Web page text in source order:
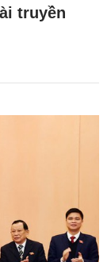
truyền